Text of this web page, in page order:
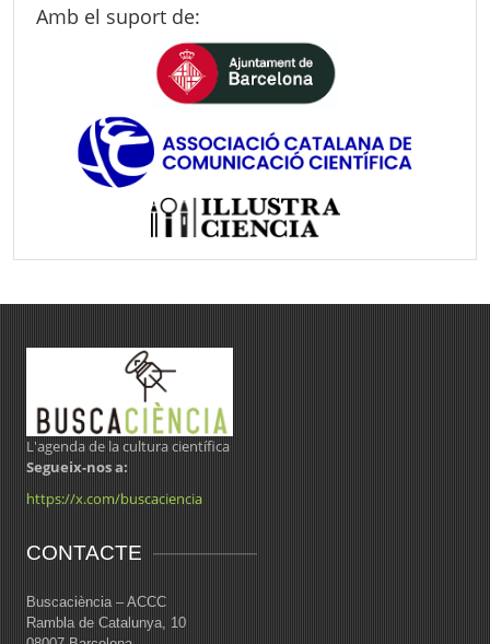
Amb el suport de:
L'agenda de la cultura científica
Segueix-nos a:
https://x.com/buscaciencia
CONTACTE
Buscaciència – ACCC
Rambla de Catalunya, 10